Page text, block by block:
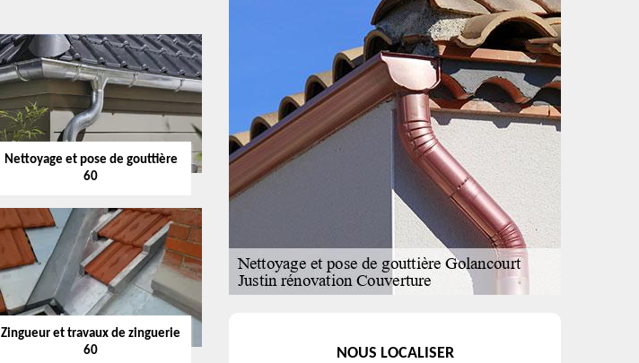
Nettoyage et pose de gouttière
60
Zingueur et travaux de zinguerie
60
NOUS LOCALISER